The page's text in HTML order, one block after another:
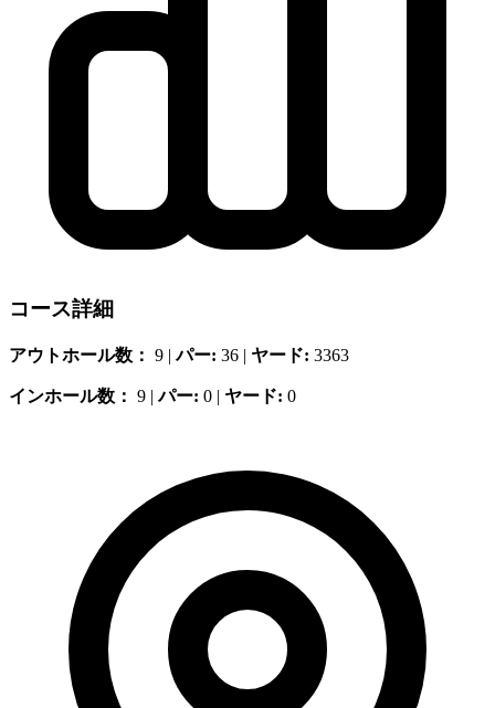
コース詳細
アウトホール数： 9 |パー: 36 | ヤード: 3363
インホール数： 9 |パー: 0 | ヤード: 0